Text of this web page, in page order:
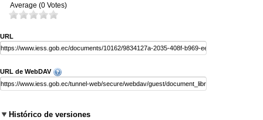
Average (0 Votes)
URL
URL de WebDAV
Histórico de versiones